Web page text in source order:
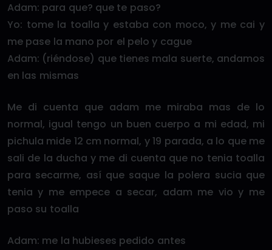
Adam: para que? que te paso?
Yo: tome la toalla y estaba con moco, y me cai y
me pase la mano por el pelo y cague
Adam: (riéndose) que tienes mala suerte, andamos
en las mismas
Me di cuenta que adam me miraba mas de lo
normal, igual tengo un buen cuerpo a mi edad, mi
pichula mide 12 cm normal, y 19 parada, a lo que me
sali de la ducha y me di cuenta que no tenia toalla
para secarme, así que saque la polera sucia que
tenia y me empece a secar, adam me vio y me
paso su toalla
Adam: me la hubieses pedido antes